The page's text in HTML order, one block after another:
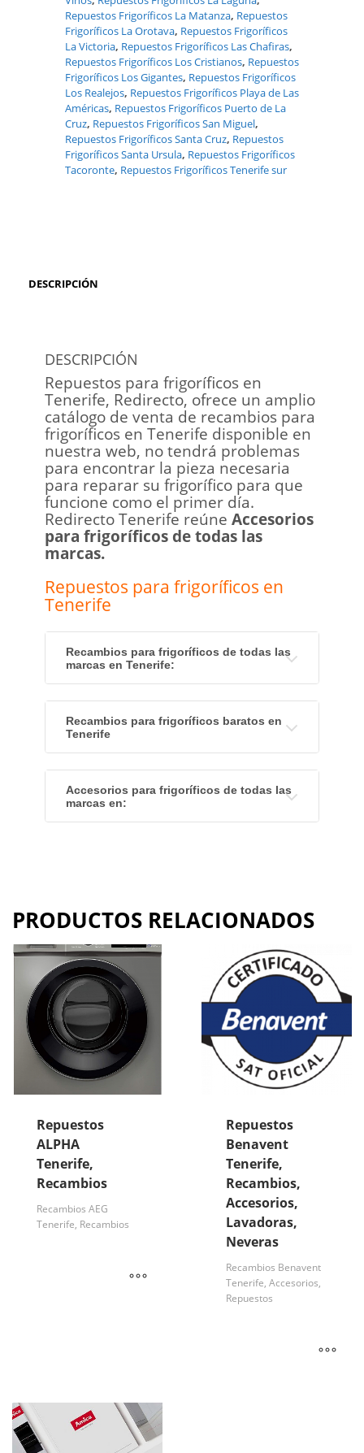
Repuestos Frigoríficos La Matanza, Repuestos
Frigoríficos La Orotava, Repuestos Frigoríficos
La Victoria, Repuestos Frigoríficos Las Chafiras,
Repuestos Frigoríficos Los Cristianos, Repuestos
Frigoríficos Los Gigantes, Repuestos Frigoríficos
Los Realejos, Repuestos Frigoríficos Playa de Las
Américas, Repuestos Frigoríficos Puerto de La
Cruz, Repuestos Frigoríficos San Miguel,
Repuestos Frigoríficos Santa Cruz, Repuestos
Frigoríficos Santa Ursula, Repuestos Frigoríficos
Tacoronte, Repuestos Frigoríficos Tenerife sur
DESCRIPCIÓN
DESCRIPCIÓN
Repuestos para frigoríficos en
Tenerife, Redirecto, ofrece un amplio
catálogo de venta de recambios para
frigoríficos en Tenerife disponible en
nuestra web, no tendrá problemas
para encontrar la pieza necesaria
para reparar su frigorífico para que
funcione como el primer día.
Redirecto Tenerife reúne Accesorios
para frigoríficos de todas las
marcas.
Repuestos para frigoríficos en
Tenerife
Recambios para frigoríficos de todas las
marcas en Tenerife:
Recambios para frigoríficos baratos en
Tenerife
Accesorios para frigoríficos de todas las
marcas en:
PRODUCTOS RELACIONADOS
Repuestos
ALPHA
Tenerife,
Recambios
Recambios AEG
Tenerife, Recambios
Repuestos
Benavent
Tenerife,
Recambios,
Accesorios,
Lavadoras,
Neveras
Recambios Benavent
Tenerife, Accesorios,
Repuestos